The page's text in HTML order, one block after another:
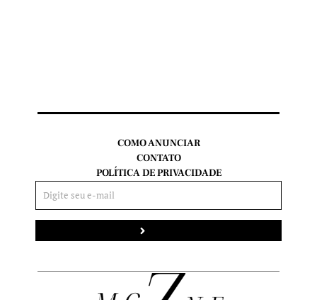
COMO ANUNCIAR
CONTATO
POLÍTICA DE PRIVACIDADE